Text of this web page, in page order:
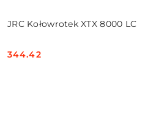
JRC Kołowrotek XTX 8000 LC
Cena:
344.42